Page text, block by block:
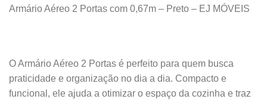
Armário Aéreo 2 Portas com 0,67m – Preto – EJ MÓVEIS
O Armário Aéreo 2 Portas é perfeito para quem busca
praticidade e organização no dia a dia. Compacto e
funcional, ele ajuda a otimizar o espaço da cozinha e traz